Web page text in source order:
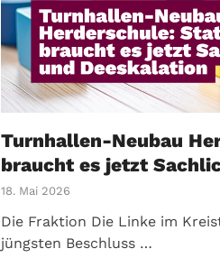
Turnhallen-Neubau
braucht es jetzt
18. Mai 2026
Die Fraktion Die Linke im
jüngsten Beschluss …